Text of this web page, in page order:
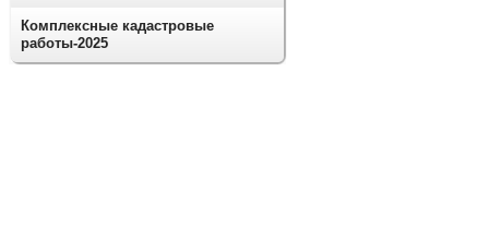
Комплексные кадастровые
работы-2025